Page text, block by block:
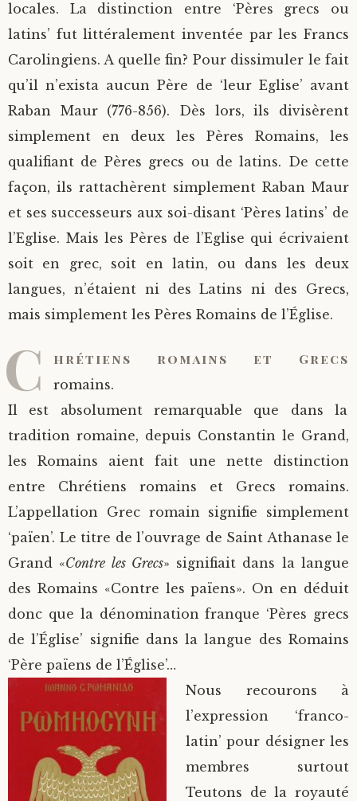
locales. La distinction entre ‘Pères grecs ou
latins’ fut littéralement inventée par les Francs
Carolingiens. A quelle fin? Pour dissimuler le fait
qu’il n’exista aucun Père de ‘leur Eglise’ avant
Raban Maur (776-856). Dès lors, ils divisèrent
simplement en deux les Pères Romains, les
qualifiant de Pères grecs ou de latins. De cette
façon, ils rattachèrent simplement Raban Maur
et ses successeurs aux soi-disant ‘Pères latins’ de
l’Eglise. Mais les Pères de l’Eglise qui écrivaient
soit en grec, soit en latin, ou dans les deux
langues, n’étaient ni des Latins ni des Grecs,
mais simplement les Pères Romains de l’Église.
C hrétiens romains et Grecs
romains.
Il est absolument remarquable que dans la
tradition romaine, depuis Constantin le Grand,
les Romains aient fait une nette distinction
entre Chrétiens romains et Grecs romains.
L’appellation Grec romain signifie simplement
‘païen’. Le titre de l’ouvrage de Saint Athanase le
Grand «Contre les Grecs» signifiait dans la langue
des Romains «Contre les païens». On en déduit
donc que la dénomination franque ‘Pères grecs
de l’Église’ signifie dans la langue des Romains
‘Père païens de l’Église’…
Nous recourons à
l’expression ‘franco-
latin’ pour désigner les
membres surtout
Teutons de la royauté